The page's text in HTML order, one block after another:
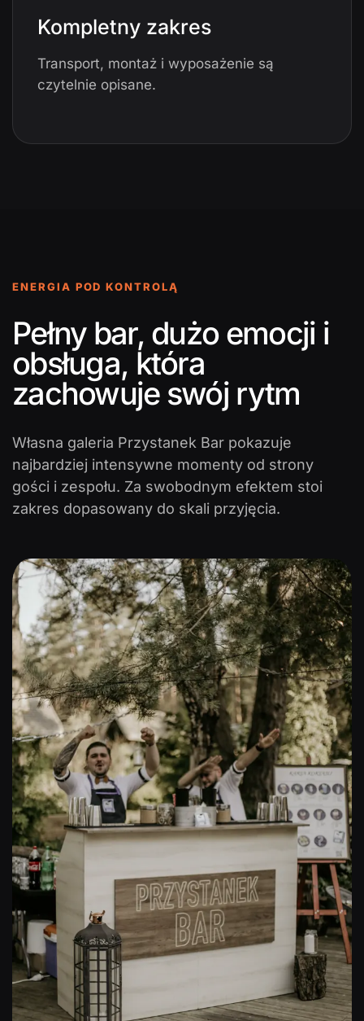
Kompletny zakres
Transport, montaż i wyposażenie są
czytelnie opisane.
ENERGIA POD KONTROLĄ
Pełny bar, dużo emocji i
obsługa, która
zachowuje swój rytm
Własna galeria Przystanek Bar pokazuje
najbardziej intensywne momenty od strony
gości i zespołu. Za swobodnym efektem stoi
zakres dopasowany do skali przyjęcia.